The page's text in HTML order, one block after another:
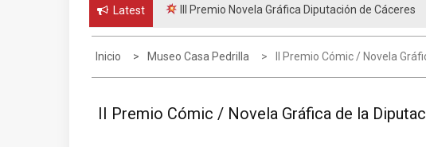
Latest III Premio Novela Gráfica Diputación de Cáceres
Inicio Museo Casa Pedrilla II Premio Cómic / Novela
II Premio Cómic / Novela Gráfica de la